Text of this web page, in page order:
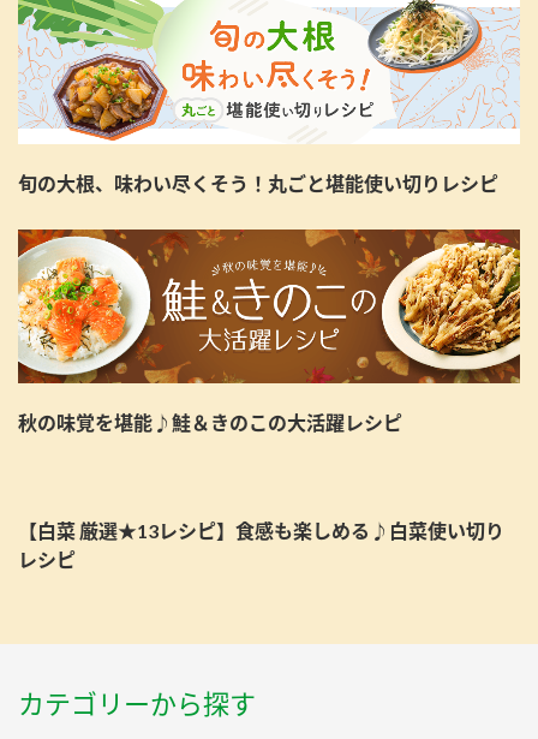
旬の大根、味わい尽くそう！丸ごと堪能使い切りレシピ
秋の味覚を堪能♪鮭＆きのこの大活躍レシピ
レシピ